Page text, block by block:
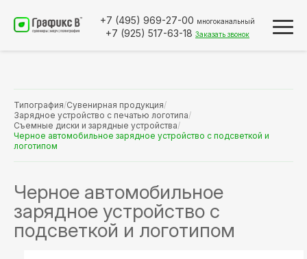
+7 (495) 969-27-00 многоканальный
+7 (925) 517-63-18 Заказать звонок
Типография/Сувенирная продукция/
Зарядное устройство с печатью логотипа/
Съемные диски и зарядные устройства/
Черное автомобильное зарядное устройство с подсветкой и
логотипом
Черное автомобильное
зарядное устройство с
подсветкой и логотипом